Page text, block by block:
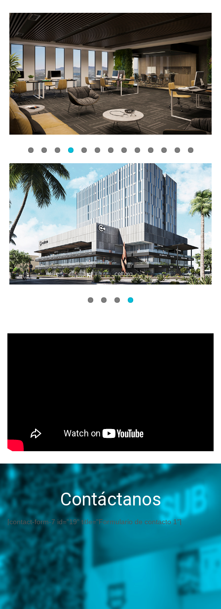
Contáctanos
[contact-form-7 id="19" title="Formulario de contacto 1"]